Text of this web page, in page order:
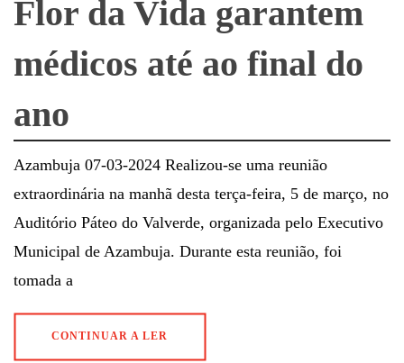
Flor da Vida garantem
médicos até ao final do
ano
Azambuja 07-03-2024 Realizou-se uma reunião
extraordinária na manhã desta terça-feira, 5 de março, no
Auditório Páteo do Valverde, organizada pelo Executivo
Municipal de Azambuja. Durante esta reunião, foi
tomada a
CONTINUAR A LER